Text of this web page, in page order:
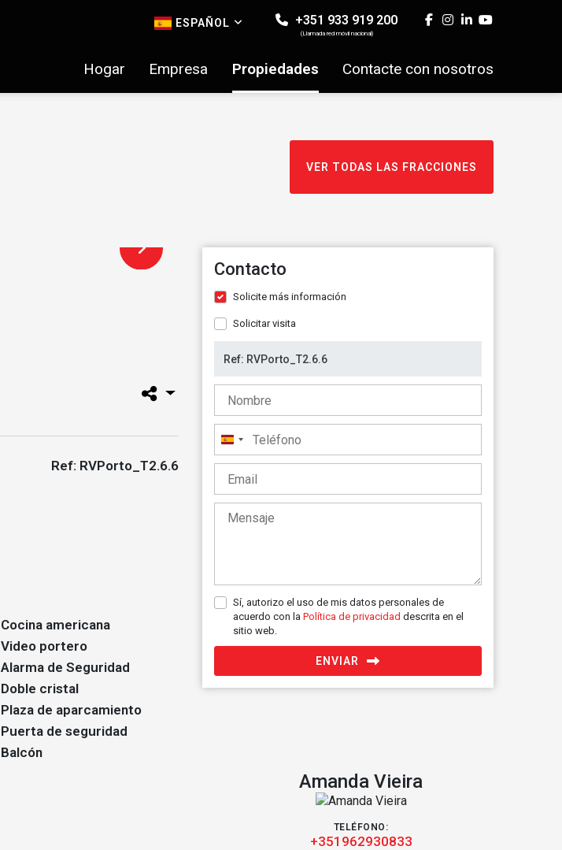
ESPAÑOL +351 933 919 200
(Llamada red móvil nacional)
Hogar Empresa Propiedades Contacte con nosotros
VER TODAS LAS FRACCIONES
Ref: RVPorto_T2.6.6
Cocina americana
Video portero
Alarma de Seguridad
Doble cristal
Plaza de aparcamiento
Puerta de seguridad
Balcón
Contacto
Solicite más información
Solicitar visita
España
+34
Sí, autorizo el uso de mis datos personales de
acuerdo con la Política de privacidad descrita en el
sitio web.
ENVIAR
Amanda Vieira
TELÉFONO:
+351962930833